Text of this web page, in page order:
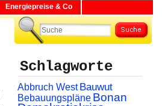
Energiepreise & Co
Schlagworte
Abbruch West Bauwut
Bebauungspläne Bonan